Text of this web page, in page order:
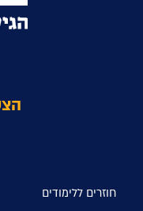
חוזרים ללימודים